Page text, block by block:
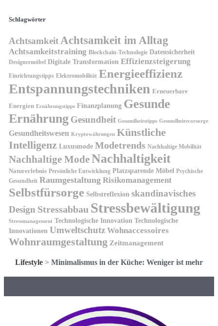
Schlagwörter
AchtsamkeitAchtsamkeit im Alltag
Achtsamkeitstraining Blockchain-Technologie Datensicherheit
Designermöbel Digitale Transformation Effizienzsteigerung
Einrichtungstipps Elektromobilität Energieeffizienz
Entspannungstechniken Erneuerbare
Energien Ernährungstipps Finanzplanung Gesunde
Ernährung Gesundheit Gesundheitstipps Gesundheitsvorsorge
Gesundheitswesen Kryptowährungen Künstliche
Intelligenz Luxusmode Modetrends Nachhaltige Mobilität
Nachhaltige ModeNachhaltigkeit
Naturerlebnis Persönliche Entwicklung Platzsparende Möbel Psychische
Gesundheit Raumgestaltung Risikomanagement
Selbstfürsorge Selbstreflexion skandinavisches
Design Stressabbau Stressbewältigung
Stressmanagement Technologische Innovation Technologische
Innovationen Umweltschutz Wohnaccessoires
Wohnraumgestaltung Zeitmanagement
Lifestyle > Minimalismus in der Küche: Weniger ist mehr